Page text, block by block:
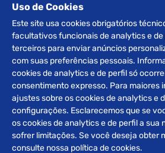
Consulte seu documento
Siga nas redes
2012 © Copyright Parque dos
Uso de Cookies
Este site usa cookies obrigatórios
facultativos funcionais de analytics e de
terceiros para enviar anúncios
com suas preferências pessoais.
cookies de analytics e de perfil só
consentimento expresso. Para maiores
ajustes sobre os cookies de analytics e
configurações. Esclarecemos que se
os cookies de analytics e de perfil a sua
sofrer limitações. Se você deseja obter
consulte nossa política de cookies.